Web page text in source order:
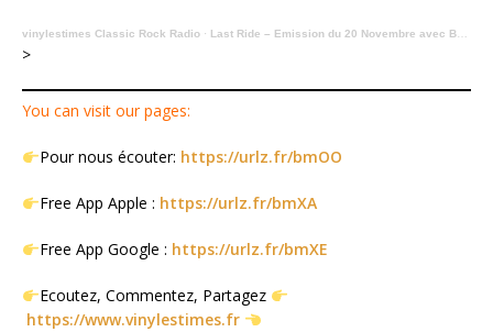
vinylestimes Classic Rock Radio · Last Ride – Emission du 20 Novembre avec Benjamin Vagnard – Rebel Angels
>
You can visit our pages:
Pour nous écouter: https://urlz.fr/bmOO
Free App Apple : https://urlz.fr/bmXA
Free App Google : https://urlz.fr/bmXE
Ecoutez, Commentez, Partagez
https://www.vinylestimes.fr